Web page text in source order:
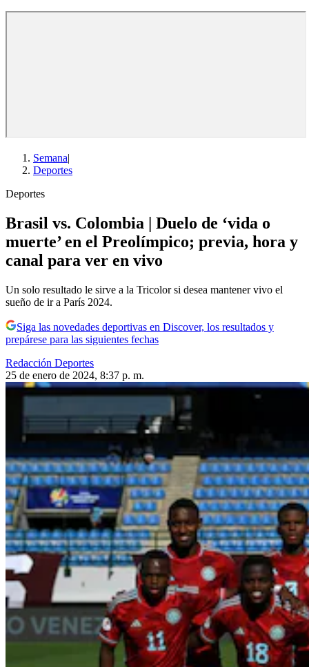
Semana|
Deportes
Deportes
Brasil vs. Colombia | Duelo de ‘vida o
muerte’ en el Preolímpico; previa, hora y
canal para ver en vivo
Un solo resultado le sirve a la Tricolor si desea mantener vivo el
sueño de ir a París 2024.
Siga las novedades deportivas en Discover, los resultados y
prepárese para las siguientes fechas
Redacción Deportes
25 de enero de 2024, 8:37 p. m.